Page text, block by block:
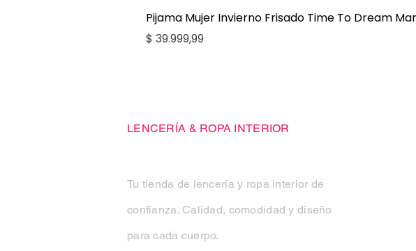
Pijama Mujer Invierno Frisado Time To Dream
Precio
$ 39.999,99
LENCERÍA & ROPA INTERIOR
Tu tienda de lencería y ropa interior de
confianza. Calidad, comodidad y diseño
para cada cuerpo.